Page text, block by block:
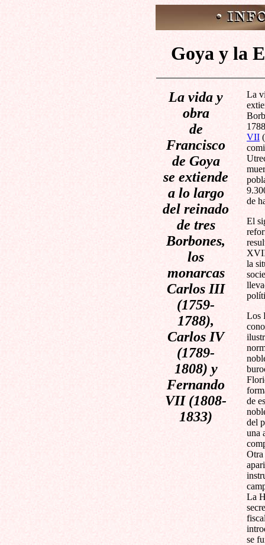
Goya y la
La vida y
obra
de
Francisco
de Goya
se extiende
a lo largo
del reinado
de tres
Borbones,
los
monarcas
Carlos III
(1759-
1788),
Carlos IV
(1789-
1808) y
Fernando
VII (1808-
1833)
La
VII
de
El
la
Los
de
del
una
Otra
La
se